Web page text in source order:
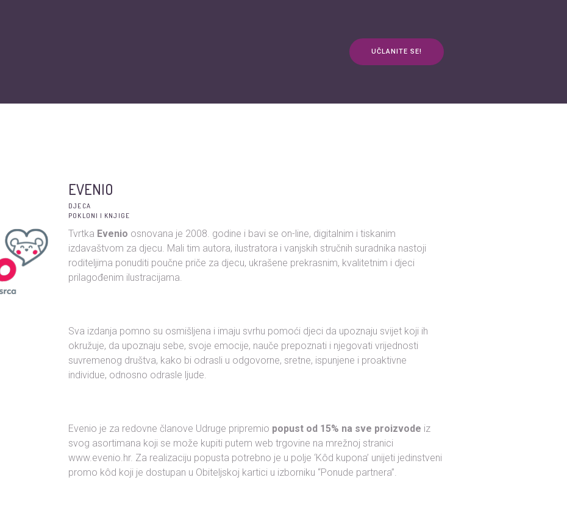
UČLANITE SE!
EVENIO
DJECA
POKLONI I KNJIGE
Tvrtka Evenio osnovana je 2008. godine i bavi se on-line, digitalnim i tiskanim
izdavaštvom za djecu. Mali tim autora, ilustratora i vanjskih stručnih suradnika nastoji
roditeljima ponuditi poučne priče za djecu, ukrašene prekrasnim, kvalitetnim i djeci
prilagođenim ilustracijama.
Sva izdanja pomno su osmišljena i imaju svrhu pomoći djeci da upoznaju svijet koji ih
okružuje, da upoznaju sebe, svoje emocije, nauče prepoznati i njegovati vrijednosti
suvremenog društva, kako bi odrasli u odgovorne, sretne, ispunjene i proaktivne
individue, odnosno odrasle ljude.
Evenio je za redovne članove Udruge pripremio popust od 15% na sve proizvode iz
svog asortimana koji se može kupiti putem web trgovine na mrežnoj stranici
www.evenio.hr. Za realizaciju popusta potrebno je u polje ‘Kôd kupona’ unijeti jedinstveni
promo kôd koji je dostupan u Obiteljskoj kartici u izborniku “Ponude partnera”.